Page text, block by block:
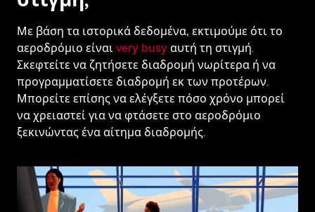
Με βάση τα ιστορικά δεδομένα, εκτιμούμε ότι το
αεροδρόμιο είναι very busy αυτή τη στιγμή.
Σκεφτείτε να ζητήσετε διαδρομή νωρίτερα ή να
προγραμματίσετε διαδρομή εκ των προτέρων.
Μπορείτε επίσης να ελέγξετε πόσο χρόνο μπορεί
να χρειαστεί για να φτάσετε στο αεροδρόμιο
ξεκινώντας ένα αίτημα διαδρομής.